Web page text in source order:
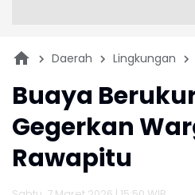
Daerah Lingkungan
Buaya
Gegerkan
Rawapitu